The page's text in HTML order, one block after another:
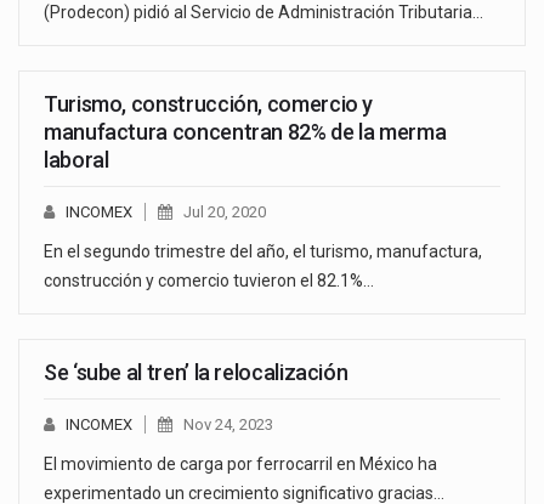
(Prodecon) pidió al Servicio de Administración Tributaria…
Turismo, construcción, comercio y
manufactura concentran 82% de la merma
laboral
INCOMEX Jul 20, 2020
En el segundo trimestre del año, el turismo, manufactura,
construcción y comercio tuvieron el 82.1%…
Se ‘sube al tren’ la relocalización
INCOMEX Nov 24, 2023
El movimiento de carga por ferrocarril en México ha
experimentado un crecimiento significativo gracias…